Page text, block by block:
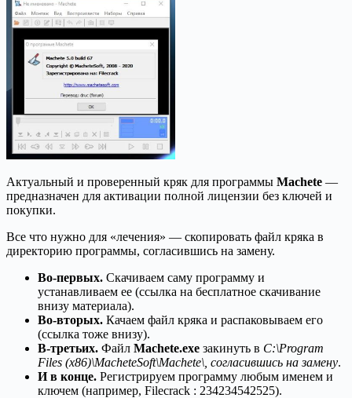
Актуальный и проверенный кряк для программы Machete —
предназначен для активации полной лицензии без ключей и
покупки.
Все что нужно для «лечения» — скопировать файл кряка в
директорию программы, согласившись на замену.
Во-первых. Скачиваем саму программу и
устанавливаем ее (ссылка на бесплатное скачивание
внизу материала).
Во-вторых. Качаем файл кряка и распаковываем его
(ссылка тоже внизу).
В-третьих. Файл Machete.exe закинуть в C:\Program
Files (x86)\MacheteSoft\Machete\, согласившись на замену.
И в конце. Регистрируем программу любым именем и
ключем (например, Filecrack : 234234542525).